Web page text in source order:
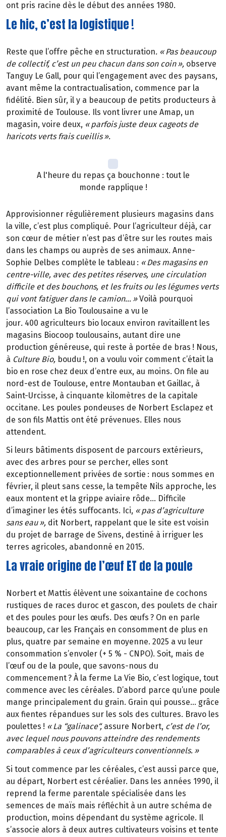
ont pris racine dès le début des années 1980.
Le hic, c’est la logistique !
Reste que l’offre pêche en structuration. « Pas beaucoup
de collectif, c’est un peu chacun dans son coin », observe
Tanguy Le Gall, pour qui l’engagement avec des paysans,
avant même la contractualisation, commence par la
fidélité. Bien sûr, il y a beaucoup de petits producteurs à
proximité de Toulouse. Ils vont livrer une Amap, un
magasin, voire deux, « parfois juste deux cageots de
haricots verts frais cueillis ».
A l'heure du repas ça bouchonne : tout le
monde rapplique !
Approvisionner régulièrement plusieurs magasins dans
la ville, c’est plus compliqué. Pour l’agriculteur déjà, car
son cœur de métier n’est pas d’être sur les routes mais
dans les champs ou auprès de ses animaux. Anne-
Sophie Delbes complète le tableau : « Des magasins en
centre-ville, avec des petites réserves, une circulation
difficile et des bouchons, et les fruits ou les légumes verts
qui vont fatiguer dans le camion… » Voilà pourquoi
l’association La Bio Toulousaine a vu le
jour. 400 agriculteurs bio locaux environ ravitaillent les
magasins Biocoop toulousains, autant dire une
production généreuse, qui reste à portée de bras ! Nous,
à Culture Bio, boudu !, on a voulu voir comment c’était la
bio en rose chez deux d’entre eux, au moins. On file au
nord-est de Toulouse, entre Montauban et Gaillac, à
Saint-Urcisse, à cinquante kilomètres de la capitale
occitane. Les poules pondeuses de Norbert Esclapez et
de son fils Mattis ont été prévenues. Elles nous
attendent.
Si leurs bâtiments disposent de parcours extérieurs,
avec des arbres pour se percher, elles sont
exceptionnellement privées de sortie : nous sommes en
février, il pleut sans cesse, la tempête Nils approche, les
eaux montent et la grippe aviaire rôde… Difficile
d’imaginer les étés suffocants. Ici, « pas d’agriculture
sans eau », dit Norbert, rappelant que le site est voisin
du projet de barrage de Sivens, destiné à irriguer les
terres agricoles, abandonné en 2015.
La vraie origine de l’œuf ET de la poule
Norbert et Mattis élèvent une soixantaine de cochons
rustiques de races duroc et gascon, des poulets de chair
et des poules pour les œufs. Des œufs ? On en parle
beaucoup, car les Français en consomment de plus en
plus, quatre par semaine en moyenne. 2025 a vu leur
consommation s’envoler (+ 5 % - CNPO). Soit, mais de
l’œuf ou de la poule, que savons-nous du
commencement? À la ferme La Vie Bio, c’est logique, tout
commence avec les céréales. D’abord parce qu’une poule
mange principalement du grain. Grain qui pousse… grâce
aux fientes répandues sur les sols des cultures. Bravo les
poulettes ! « La “galinace“,assure Norbert, c’est de l’or,
avec lequel nous pouvons atteindre des rendements
comparables à ceux d’agriculteurs conventionnels. »
Si tout commence par les céréales, c’est aussi parce que,
au départ, Norbert est céréalier. Dans les années 1990, il
reprend la ferme parentale spécialisée dans les
semences de maïs mais réfléchit à un autre schéma de
production, moins dépendant du système agricole. Il
s’associe alors à deux autres cultivateurs voisins et tente